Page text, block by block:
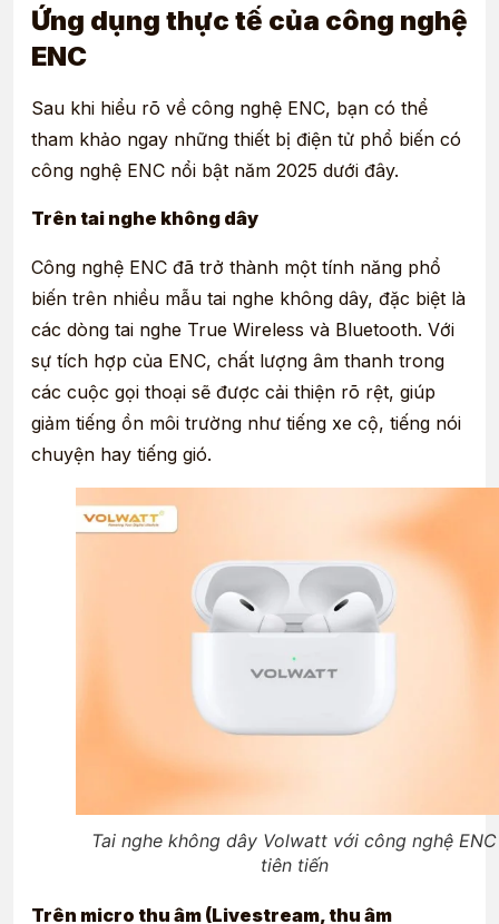
Ứng dụng thực tế của công nghệ
ENC
Sau khi hiểu rõ về công nghệ ENC, bạn có thể
tham khảo ngay những thiết bị điện tử phổ biến có
công nghệ ENC nổi bật năm 2025 dưới đây.
Trên tai nghe không dây
Công nghệ ENC đã trở thành một tính năng phổ
biến trên nhiều mẫu tai nghe không dây, đặc biệt là
các dòng tai nghe True Wireless và Bluetooth. Với
sự tích hợp của ENC, chất lượng âm thanh trong
các cuộc gọi thoại sẽ được cải thiện rõ rệt, giúp
giảm tiếng ồn môi trường như tiếng xe cộ, tiếng nói
chuyện hay tiếng gió.
Tai nghe không dây Volwatt với công nghệ ENC
tiên tiến
Trên micro thu âm (Livestream, thu âm